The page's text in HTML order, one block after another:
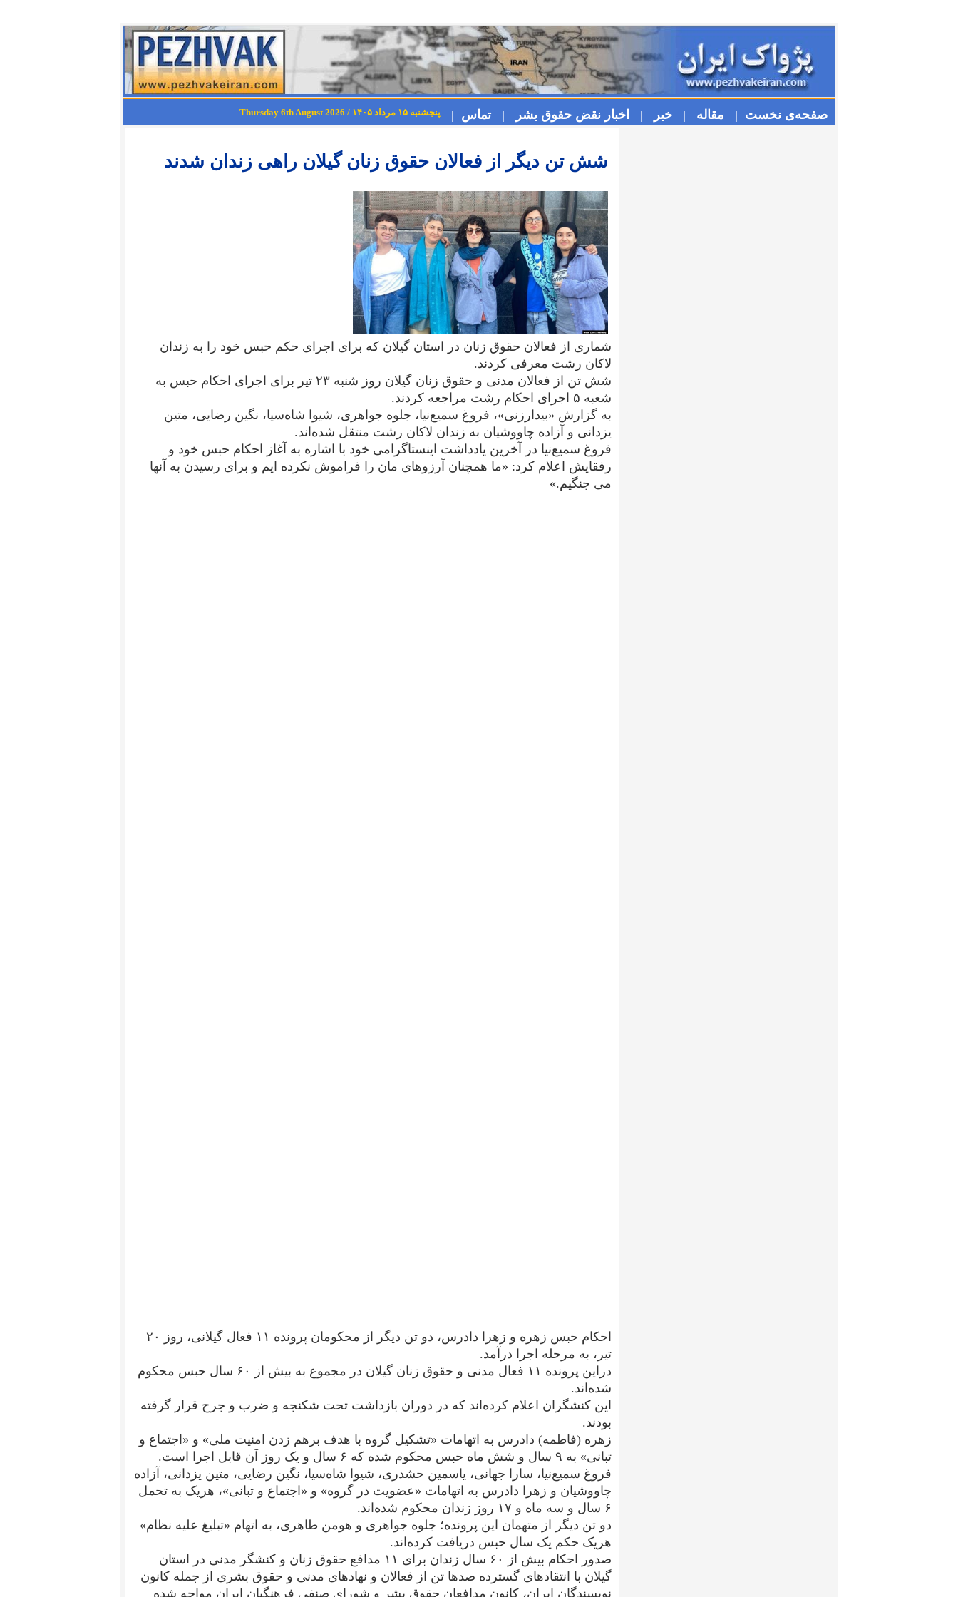
صفحه‌ی نخست | مقاله | خبر | اخبار نقض حقوق بشر | تماس | پنجشنبه ۱۵ مرداد ۱۴۰۵ / Thursday 6th August 2026
شش تن دیگر از فعالان حقوق زنان گیلان راهی زندان شدند
شماری از فعالان حقوق زنان در استان گیلان که برای اجرای حکم حبس خود را به زندان
لاکان رشت معرفی کردند.
شش تن از فعالان مدنی و حقوق زنان گیلان روز شنبه ۲۳ تیر برای اجرای احکام حبس به
شعبه ۵ اجرای احکام رشت مراجعه کردند.
به گزارش «بیدارزنی»، فروغ سمیع‌نیا، جلوه جواهری، شیوا شاه‌سیا، نگین رضایی، متین
یزدانی و آزاده چاووشیان به زندان لاکان رشت منتقل شده‌اند.
فروغ سمیع‌نیا در آخرین یادداشت اینستاگرامی خود با اشاره به آغاز احکام حبس خود و
رفقایش اعلام کرد: «ما همچنان آرزوهای مان را فراموش نکرده ایم و برای رسیدن به آنها
می جنگیم.»
احکام حبس زهره و زهرا دادرس، دو تن دیگر از محکومان پرونده ۱۱ فعال گیلانی، روز ۲۰
تیر، به مرحله اجرا درآمد.
دراین پرونده ۱۱ فعال مدنی و حقوق زنان گیلان در مجموع به بیش از ۶۰ سال حبس محکوم
شده‌اند.
این کنشگران اعلام کرده‌اند که در دوران بازداشت تحت شکنجه و ضرب و جرح قرار گرفته‌
بودند.
زهره (فاطمه) دادرس به اتهامات «تشکیل ‌گروه با هدف برهم زدن امنیت ملی» و «اجتماع و
تبانی» به ۹ سال و شش ماه حبس محکوم شده که ۶ سال و یک روز آن قابل اجرا است.
فروغ سمیع‌نیا، سارا جهانی، یاسمین حشدری، شیوا شاه‌سیا، نگین رضایی، متین یزدانی، آزاده
چاووشیان و‌ زهرا دادرس به اتهامات «عضویت در گروه» و «اجتماع و تبانی»، هریک به تحمل
۶ سال و سه ماه و ۱۷ روز زندان محکوم شده‌اند.
دو تن دیگر از متهمان این پرونده؛ جلوه جواهری و هومن طاهری، به اتهام «تبلیغ علیه نظام»
هریک حکم یک سال حبس دریافت کرده‌اند.
صدور احکام بیش از ۶۰ سال زندان برای ۱۱ مدافع حقوق زنان و کنشگر مدنی در استان
گیلان با انتقادهای گسترده صدها تن از فعالان و نهادهای مدنی و حقوق بشری از جمله کانون
نویسندگان ایران، کانون مدافعان حقوق بشر و شورای صنفی فرهنگیان ایران مواجه شده